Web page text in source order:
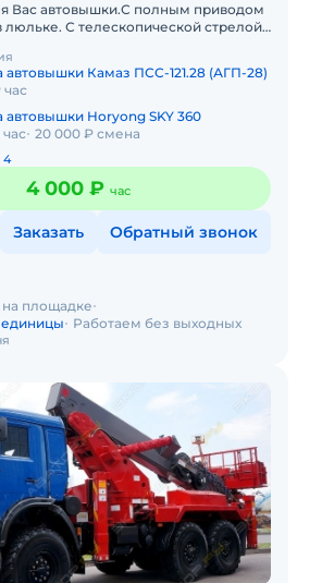
Вас автовышки.С полным приводом
С телескопической стрелой:
автовышки Камаз ПСС-121.28 (АГП-28)
автовышки Horyong SKY 360
20 000 ₽ смена
4
4 000 ₽ час
Заказать Обратный звонок
на площадке
единицы Работаем без выходных